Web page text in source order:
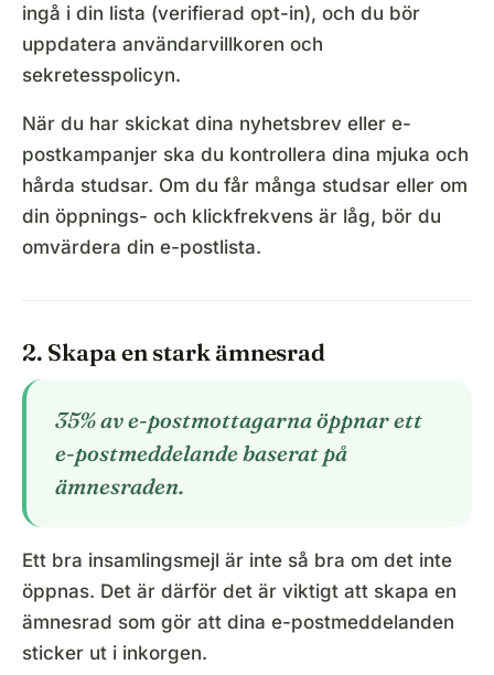
ingå i din lista (verifierad opt-in), och du bör
uppdatera användarvillkoren och
sekretesspolicyn.
När du har skickat dina nyhetsbrev eller e-
postkampanjer ska du kontrollera dina mjuka och
hårda studsar. Om du får många studsar eller om
din öppnings- och klickfrekvens är låg, bör du
omvärdera din e-postlista.
2. Skapa en stark ämnesrad
35% av e-postmottagarna öppnar ett
e-postmeddelande baserat på
ämnesraden.
Ett bra insamlingsmejl är inte så bra om det inte
öppnas. Det är därför det är viktigt att skapa en
ämnesrad som gör att dina e-postmeddelanden
sticker ut i inkorgen.